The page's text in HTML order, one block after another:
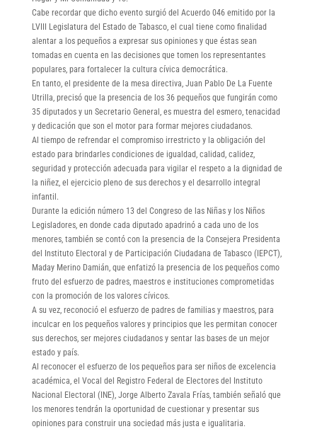
Cabe recordar que dicho evento surgió del Acuerdo 046 emitido por la
LVIII Legislatura del Estado de Tabasco, el cual tiene como finalidad
alentar a los pequeños a expresar sus opiniones y que éstas sean
tomadas en cuenta en las decisiones que tomen los representantes
populares, para fortalecer la cultura cívica democrática.
En tanto, el presidente de la mesa directiva, Juan Pablo De La Fuente
Utrilla, precisó que la presencia de los 36 pequeños que fungirán como
35 diputados y un Secretario General, es muestra del esmero, tenacidad
y dedicación que son el motor para formar mejores ciudadanos.
Al tiempo de refrendar el compromiso irrestricto y la obligación del
estado para brindarles condiciones de igualdad, calidad, calidez,
seguridad y protección adecuada para vigilar el respeto a la dignidad de
la niñez, el ejercicio pleno de sus derechos y el desarrollo integral
infantil.
Durante la edición número 13 del Congreso de las Niñas y los Niños
Legisladores, en donde cada diputado apadrinó a cada uno de los
menores, también se contó con la presencia de la Consejera Presidenta
del Instituto Electoral y de Participación Ciudadana de Tabasco (IEPCT),
Maday Merino Damián, que enfatizó la presencia de los pequeños como
fruto del esfuerzo de padres, maestros e instituciones comprometidas
con la promoción de los valores cívicos.
A su vez, reconoció el esfuerzo de padres de familias y maestros, para
inculcar en los pequeños valores y principios que les permitan conocer
sus derechos, ser mejores ciudadanos y sentar las bases de un mejor
estado y país.
Al reconocer el esfuerzo de los pequeños para ser niños de excelencia
académica, el Vocal del Registro Federal de Electores del Instituto
Nacional Electoral (INE), Jorge Alberto Zavala Frías, también señaló que
los menores tendrán la oportunidad de cuestionar y presentar sus
opiniones para construir una sociedad más justa e igualitaria.